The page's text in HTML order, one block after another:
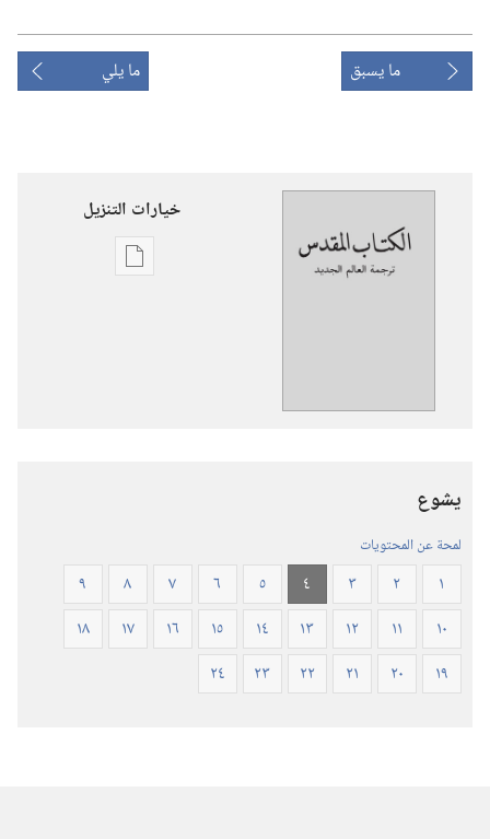
ما يسبق ما يلي
خيارات التنزيل
خيارات
٢٠١٩)‏
يشوع
لمحة عن المحتويات
١ ٢ ٣ ٤ ٥ ٦ ٧ ٨
٩
١٠
١١ ١٢ ١٣ ١٤ ١٥ ١٦ ١٧
١٨
١٩
٢٠ ٢١ ٢٢ ٢٣ ٢٤